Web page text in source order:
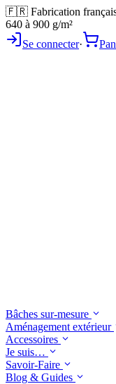
🇫🇷 Fabrication
640 à 900 g/m²
Se connecter·
Bâches sur-mesure
Aménagement extérieur
Accessoires
Je suis…
Savoir-Faire
Blog & Guides